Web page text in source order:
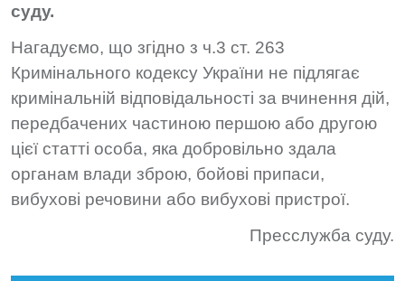
суду.
Нагадуємо, що згідно з ч.3 ст. 263
Кримінального кодексу України не підлягає
кримінальній відповідальності за вчинення дій,
передбачених частиною першою або другою
цієї статті особа, яка добровільно здала
органам влади зброю, бойові припаси,
вибухові речовини або вибухові пристрої.
Пресслужба суду.